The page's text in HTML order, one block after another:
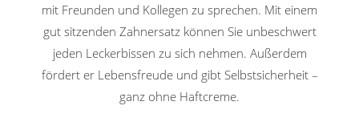
mit Freunden und Kollegen zu sprechen. Mit einem
gut sitzenden Zahnersatz können Sie unbeschwert
jeden Leckerbissen zu sich nehmen. Außerdem
fördert er Lebensfreude und gibt Selbstsicherheit –
ganz ohne Haftcreme.